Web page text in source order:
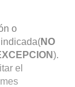
o
NO
).
el